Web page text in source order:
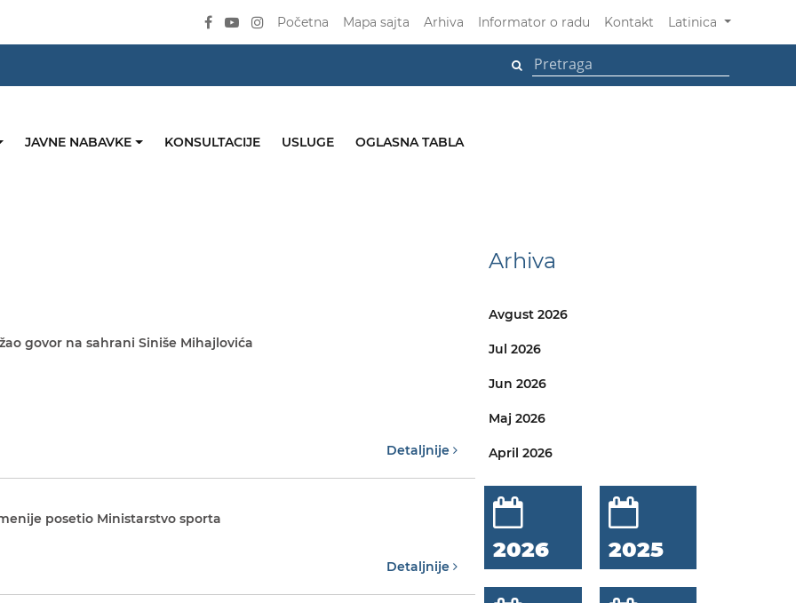
Početna Mapa sajta Arhiva Informator o radu Kontakt Latinica
JAVNE NABAVKE KONSULTACIJE USLUGE OGLASNA TABLA
govor na sahrani Siniše Mihajlovića
Detaljnije
posetio Ministarstvo sporta
Detaljnije
Arhiva
Avgust 2026
Jul 2026
Jun 2026
Maj 2026
April 2026
2026 2025